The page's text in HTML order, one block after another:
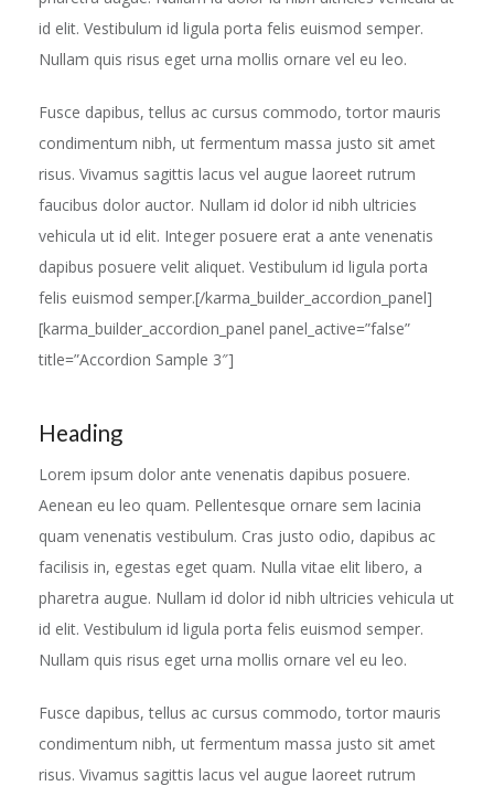
id elit. Vestibulum id ligula porta felis euismod semper.
Nullam quis risus eget urna mollis ornare vel eu leo.
Fusce dapibus, tellus ac cursus commodo, tortor mauris
condimentum nibh, ut fermentum massa justo sit amet
risus. Vivamus sagittis lacus vel augue laoreet rutrum
faucibus dolor auctor. Nullam id dolor id nibh ultricies
vehicula ut id elit. Integer posuere erat a ante venenatis
dapibus posuere velit aliquet. Vestibulum id ligula porta
felis euismod semper.[/karma_builder_accordion_panel]
[karma_builder_accordion_panel panel_active=”false”
title=”Accordion Sample 3″]
Heading
Lorem ipsum dolor ante venenatis dapibus posuere.
Aenean eu leo quam. Pellentesque ornare sem lacinia
quam venenatis vestibulum. Cras justo odio, dapibus ac
facilisis in, egestas eget quam. Nulla vitae elit libero, a
pharetra augue. Nullam id dolor id nibh ultricies vehicula ut
id elit. Vestibulum id ligula porta felis euismod semper.
Nullam quis risus eget urna mollis ornare vel eu leo.
Fusce dapibus, tellus ac cursus commodo, tortor mauris
condimentum nibh, ut fermentum massa justo sit amet
risus. Vivamus sagittis lacus vel augue laoreet rutrum